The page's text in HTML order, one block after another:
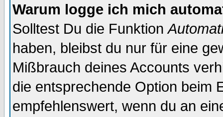
Warum logge ich mich
Solltest Du die Funktion
haben, bleibst du nur für eine
Mißbrauch deines Accounts
die entsprechende Option beim
empfehlenswert, wenn du an